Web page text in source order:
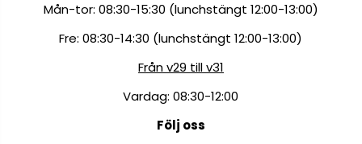
Mån-tor: 08:30-15:30 (lunchstängt 12:00-13:00)
Fre: 08:30-14:30 (lunchstängt 12:00-13:00)
Från v29 till v31
Vardag: 08:30-12:00
Följ oss